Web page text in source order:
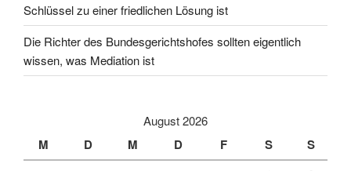
Schlüssel zu einer friedlichen Lösung ist
Die Richter des Bundesgerichtshofes sollten eigentlich
wissen, was Mediation ist
August 2026
M D M D F S S